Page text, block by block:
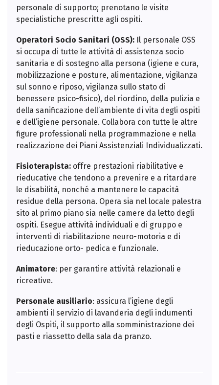
personale di supporto; prenotano le visite
specialistiche prescritte agli ospiti.
Operatori Socio Sanitari (OSS): Il personale OSS
si occupa di tutte le attività di assistenza socio
sanitaria e di sostegno alla persona (igiene e cura,
mobilizzazione e posture, alimentazione, vigilanza
sul sonno e riposo, vigilanza sullo stato di
benessere psico-fisico), del riordino, della pulizia e
della sanificazione dell’ambiente di vita degli ospiti
e dell’igiene personale. Collabora con tutte le altre
figure professionali nella programmazione e nella
realizzazione dei Piani Assistenziali Individualizzati.
Fisioterapista: offre prestazioni riabilitative e
rieducative che tendono a prevenire e a ritardare
le disabilità, nonché a mantenere le capacità
residue della persona. Opera sia nel locale palestra
sito al primo piano sia nelle camere da letto degli
ospiti. Esegue attività individuali e di gruppo e
interventi di riabilitazione neuro-motoria e di
rieducazione orto- pedica e funzionale.
Animatore: per garantire attività relazionali e
ricreative.
Personale ausiliario: assicura l’igiene degli
ambienti il servizio di lavanderia degli indumenti
degli Ospiti, il supporto alla somministrazione dei
pasti e riassetto della sala da pranzo.